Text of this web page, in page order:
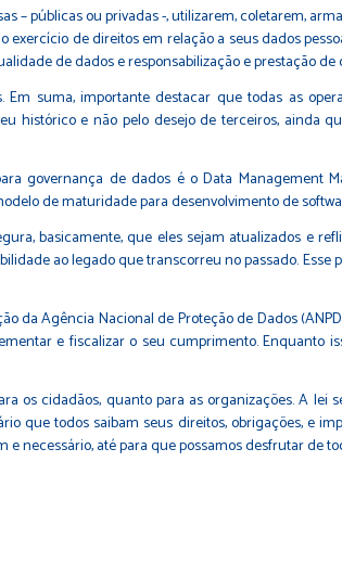
– públicas ou privadas -, utilizarem, coletarem,
exercício de direitos em relação a seus dados
de dados e responsabilização e prestação de
suma, importante destacar que todas as
histórico e não pelo desejo de terceiros, ainda
governança de dados é o Data Management
de maturidade para desenvolvimento de
basicamente, que eles sejam atualizados e
ao legado que transcorreu no passado.
da Agência Nacional de Proteção de Dados
e fiscalizar o seu cumprimento.
os cidadãos, quanto para as organizações. A
que todos saibam seus direitos, obrigações, e
necessário, até para que possamos desfrutar de